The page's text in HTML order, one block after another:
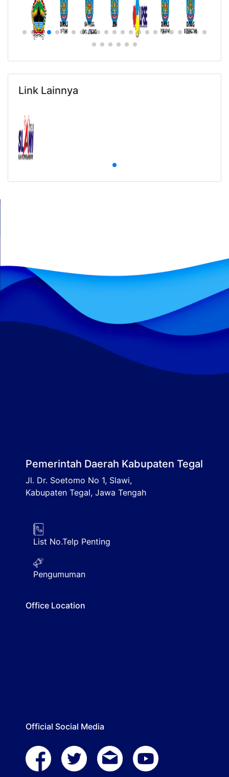
Link Lainnya
Pemerintah Daerah Kabupaten Tegal
Jl. Dr. Soetomo No 1, Slawi,
Kabupaten Tegal, Jawa Tengah
List No.Telp Penting
Pengumuman
Office Location
Official Social Media